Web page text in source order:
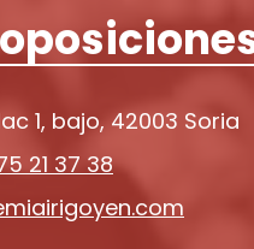
1, bajo, 42003 Soria
21 37 38